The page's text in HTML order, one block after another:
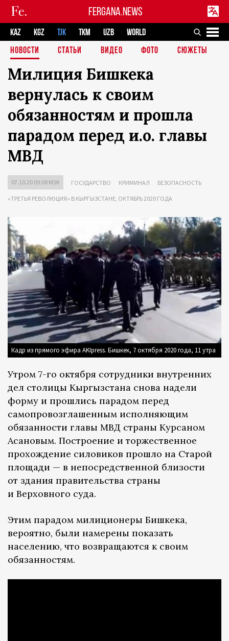
FERGANA.NEWS
KAZ KGZ TJK TKM UZB
WORLD
НОВОСТИ
СТАТЬИ ВИДЕО ФОТО СЮЖЕТЫ
Милиция Бишкека
вернулась к своим
обязанностям и прошла
парадом перед и.о. главы
МВД
07.10.20 09:08 MSK ГОСУДАРСТВО КРИМИНАЛ БЕЗОПАСНОСТЬ
«ТРЕТЬЯ РЕВОЛЮЦИЯ» В КЫРГЫЗСТАНЕ, ОКТЯБРЬ 2020 ГОДА
Кадр из прямого эфира AKIpress. Бишкек, 7 октября 2020 года, 11 утра
Утром 7-го октября сотрудники внутренних
дел столицы Кыргызстана снова надели
форму и прошлись парадом перед
самопровозглашенным исполняющим
обязанности главы МВД страны Курсаном
Асановым. Построение и торжественное
прохождение силовиков прошло на Старой
площади — в непосредственной близости
от здания правительства страны
и Верховного суда.
Этим парадом милиционеры Бишкека,
вероятно, были намерены показать
населению, что возвращаются к своим
обязанностям.